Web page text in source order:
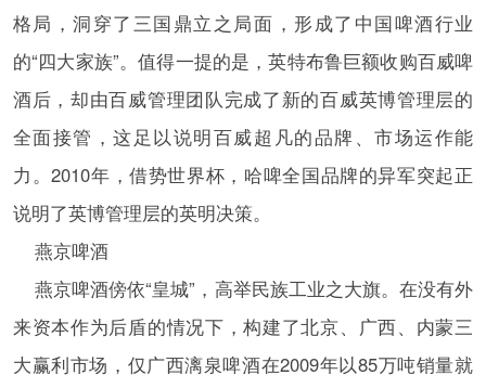
格局，洞穿了三国鼎立之局面，形成了中国啤酒行业
的“四大家族”。值得一提的是，英特布鲁巨额收购百威啤
酒后，却由百威管理团队完成了新的百威英博管理层的
全面接管，这足以说明百威超凡的品牌、市场运作能
力。2010年，借势世界杯，哈啤全国品牌的异军突起正
说明了英博管理层的英明决策。
燕京啤酒
燕京啤酒傍依“皇城”，高举民族工业之大旗。在没有外
来资本作为后盾的情况下，构建了北京、广西、内蒙三
大赢利市场，仅广西漓泉啤酒在2009年以85万吨销量就